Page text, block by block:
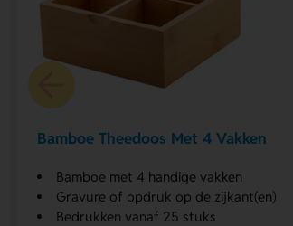
Bamboe Theedoos Met 4 Vakken
Bamboe met 4 handige vakken
Gravure of opdruk op de zijkant(en)
Bedrukken vanaf 25 stuks